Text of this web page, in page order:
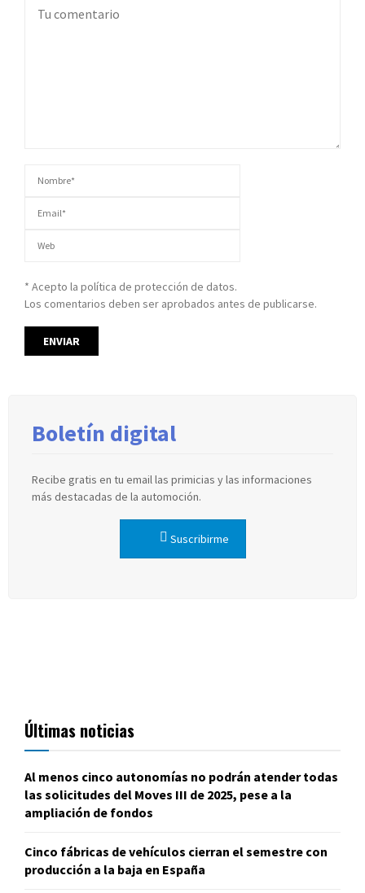
* Acepto la política de protección de datos.
Los comentarios deben ser aprobados antes de publicarse.
Boletín digital
Recibe gratis en tu email las primicias y las informaciones
más destacadas de la automoción.
Suscribirme
Últimas noticias
Al menos cinco autonomías no podrán atender todas
las solicitudes del Moves III de 2025, pese a la
ampliación de fondos
Cinco fábricas de vehículos cierran el semestre con
producción a la baja en España